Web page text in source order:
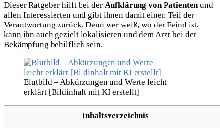
Dieser Ratgeber hilft bei der Aufklärung von Patientenund
allen Interessierten und gibt ihnen damit einen Teil der
Verantwortung zurück. Denn wer weiß, wo der Feind ist,
kann ihn auch gezielt lokalisieren und dem Arzt bei der
Bekämpfung behilflich sein.
Blutbild – Abkürzungen und Werte leicht
erklärt [Bildinhalt mit KI erstellt]
Inhaltsverzeichnis